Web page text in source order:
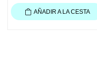
AÑADIR A LA CESTA